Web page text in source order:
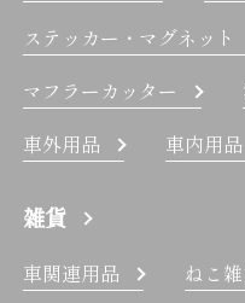
ステッカー・マグネット
マフラーカッター
車外用品
車内用品
雑貨
車関連用品 ねこ